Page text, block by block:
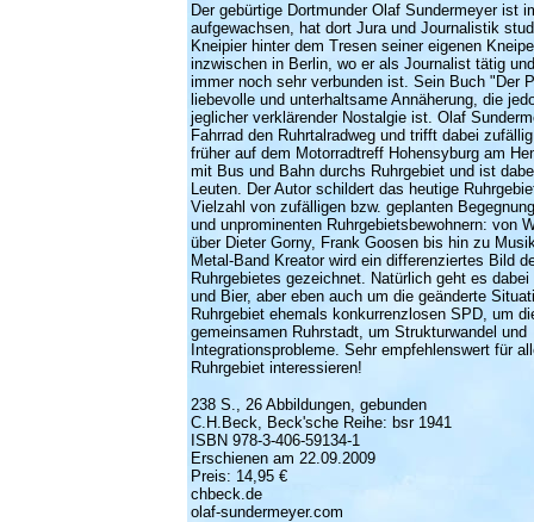
Der gebürtige Dortmunder Olaf Sundermeyer ist
aufgewachsen, hat dort Jura und Journalistik
Kneipier hinter dem Tresen seiner eigenen
inzwischen in Berlin, wo er als Journalist tätig
immer noch sehr verbunden ist. Sein Buch "Der
liebevolle und unterhaltsame Annäherung, die
jeglicher verklärender Nostalgie ist. Olaf
Fahrrad den Ruhrtalradweg und trifft dabei
früher auf dem Motorradtreff Hohensyburg am
mit Bus und Bahn durchs Ruhrgebiet und ist
Leuten. Der Autor schildert das heutige
Vielzahl von zufälligen bzw. geplanten
und unprominenten Ruhrgebietsbewohnern: von
über Dieter Gorny, Frank Goosen bis hin zu
Metal-Band Kreator wird ein differenziertes Bild
Ruhrgebietes gezeichnet. Natürlich geht es
und Bier, aber eben auch um die geänderte
Ruhrgebiet ehemals konkurrenzlosen SPD, um
gemeinsamen Ruhrstadt, um Strukturwandel und
Integrationsprobleme. Sehr empfehlenswert für
Ruhrgebiet interessieren!
238 S., 26 Abbildungen, gebunden
C.H.Beck, Beck'sche Reihe: bsr 1941
ISBN 978-3-406-59134-1
Erschienen am 22.09.2009
Preis: 14,95 €
chbeck.de
olaf-sundermeyer.com